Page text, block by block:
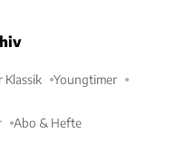
Klassik Youngtimer
Abo & Hefte